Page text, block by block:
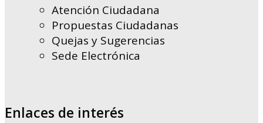
Atención Ciudadana
Propuestas Ciudadanas
Quejas y Sugerencias
Sede Electrónica
Enlaces de interés